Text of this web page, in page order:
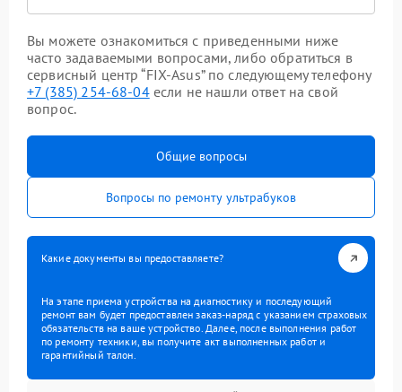
Вы можете ознакомиться с приведенными ниже
часто задаваемыми вопросами, либо обратиться в
сервисный центр “FIX-Asus” по следующему телефону
+7 (385) 254-68-04если не нашли ответ на свой
вопрос.
Общие вопросы
Вопросы по ремонту ультрабуков
Какие документы вы предоставляете?
На этапе приема устройства на диагностику и последующий
ремонт вам будет предоставлен заказ-наряд с указанием страховых
обязательств на ваше устройство. Далее, после выполнения работ
по ремонту техники, вы получите акт выполненных работ и
гарантийный талон.